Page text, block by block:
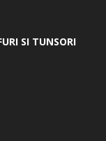
SI TUNSORI